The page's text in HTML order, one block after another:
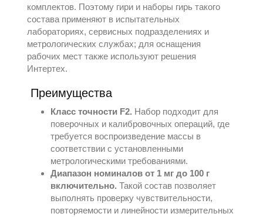
комплектов. Поэтому гири и наборы гирь такого
состава применяют в испытательных
лабораториях, сервисных подразделениях и
метрологических службах; для оснащения
рабочих мест также используют решения
Интертех.
Преимущества
Класс точности F2. Набор подходит для
поверочных и калибровочных операций, где
требуется воспроизведение массы в
соответствии с установленными
метрологическими требованиями.
Диапазон номиналов от 1 мг до 100 г
включительно. Такой состав позволяет
выполнять проверку чувствительности,
повторяемости и линейности измерительных